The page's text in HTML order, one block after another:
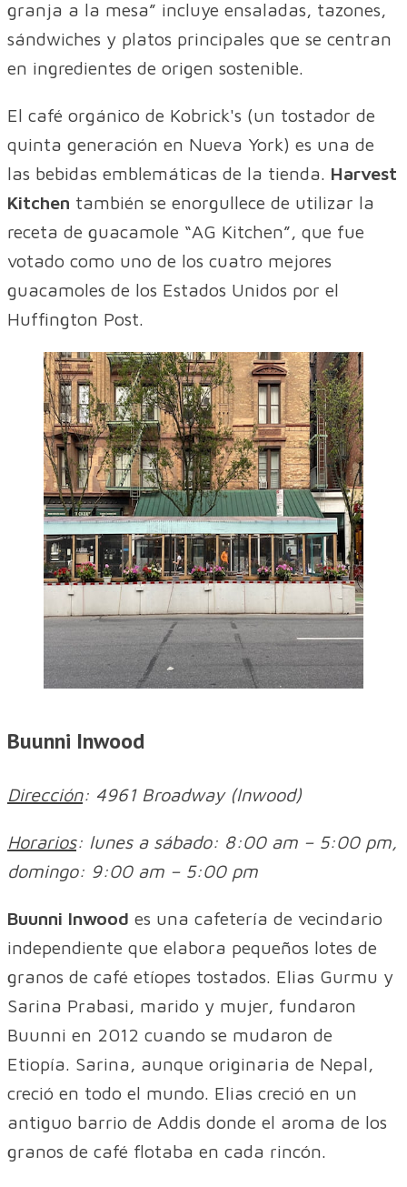
granja a la mesa” incluye ensaladas, tazones,
sándwiches y platos principales que se centran
en ingredientes de origen sostenible.
El café orgánico de Kobrick's (un tostador de
quinta generación en Nueva York) es una de
las bebidas emblemáticas de la tienda. Harvest
Kitchen también se enorgullece de utilizar la
receta de guacamole “AG Kitchen”, que fue
votado como uno de los cuatro mejores
guacamoles de los Estados Unidos por el
Huffington Post.
Buunni Inwood
Dirección: 4961 Broadway (Inwood)
Horarios: lunes a sábado: 8:00 am – 5:00 pm,
domingo: 9:00 am – 5:00 pm
Buunni Inwood es una cafetería de vecindario
independiente que elabora pequeños lotes de
granos de café etíopes tostados. Elias Gurmu y
Sarina Prabasi, marido y mujer, fundaron
Buunni en 2012 cuando se mudaron de
Etiopía. Sarina, aunque originaria de Nepal,
creció en todo el mundo. Elias creció en un
antiguo barrio de Addis donde el aroma de los
granos de café flotaba en cada rincón.